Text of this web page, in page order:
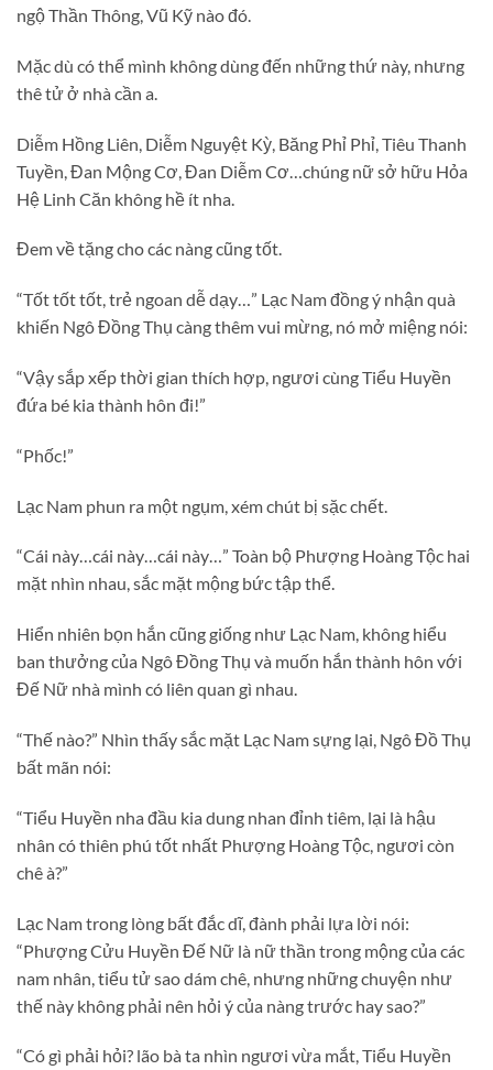
ngộ Thần Thông, Vũ Kỹ nào đó.
Mặc dù có thể mình không dùng đến những thứ này, nhưng
thê tử ở nhà cần a.
Diễm Hồng Liên, Diễm Nguyệt Kỳ, Băng Phỉ Phỉ, Tiêu Thanh
Tuyền, Đan Mộng Cơ, Đan Diễm Cơ…chúng nữ sở hữu Hỏa
Hệ Linh Căn không hề ít nha.
Đem về tặng cho các nàng cũng tốt.
“Tốt tốt tốt, trẻ ngoan dễ dạy…” Lạc Nam đồng ý nhận quà
khiến Ngô Đồng Thụ càng thêm vui mừng, nó mở miệng nói:
“Vậy sắp xếp thời gian thích hợp, ngươi cùng Tiểu Huyền
đứa bé kia thành hôn đi!”
“Phốc!”
Lạc Nam phun ra một ngụm, xém chút bị sặc chết.
“Cái này…cái này…cái này…” Toàn bộ Phượng Hoàng Tộc hai
mặt nhìn nhau, sắc mặt mộng bức tập thể.
Hiển nhiên bọn hắn cũng giống như Lạc Nam, không hiểu
ban thưởng của Ngô Đồng Thụ và muốn hắn thành hôn với
Đế Nữ nhà mình có liên quan gì nhau.
“Thế nào?” Nhìn thấy sắc mặt Lạc Nam sựng lại, Ngô Đồ Thụ
bất mãn nói:
“Tiểu Huyền nha đầu kia dung nhan đỉnh tiêm, lại là hậu
nhân có thiên phú tốt nhất Phượng Hoàng Tộc, ngươi còn
chê à?”
Lạc Nam trong lòng bất đắc dĩ, đành phải lựa lời nói:
“Phượng Cửu Huyền Đế Nữ là nữ thần trong mộng của các
nam nhân, tiểu tử sao dám chê, nhưng những chuyện như
thế này không phải nên hỏi ý của nàng trước hay sao?”
“Có gì phải hỏi? lão bà ta nhìn ngươi vừa mắt, Tiểu Huyền